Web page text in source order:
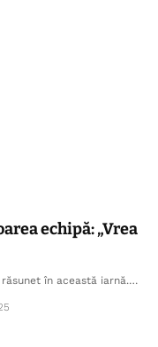
echipă: „Vrea
în această iarnă.…